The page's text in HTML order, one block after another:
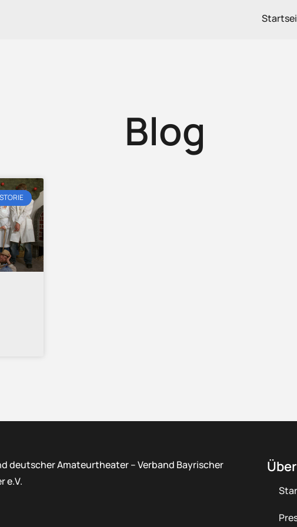
Blog
deutscher Amateurtheater – Verband Bayrischer
e.V.
Über